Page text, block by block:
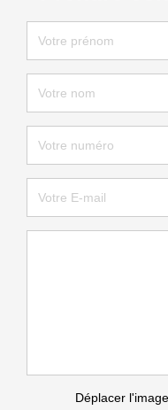
Déplacer